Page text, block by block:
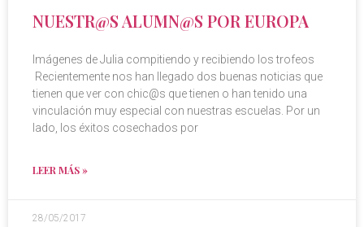
NUESTR@S ALUMN@S POR EUROPA
Imágenes de Julia compitiendo y recibiendo los trofeos
Recientemente nos han llegado dos buenas noticias que
tienen que ver con chic@s que tienen o han tenido una
vinculación muy especial con nuestras escuelas. Por un
lado, los éxitos cosechados por
LEER MÁS »
28/05/2017